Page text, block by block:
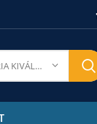
KATEGÓRIA KIVÁLASZTÁSA